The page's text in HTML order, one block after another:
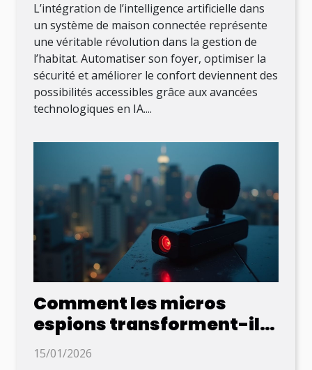
L’intégration de l’intelligence artificielle dans
un système de maison connectée représente
une véritable révolution dans la gestion de
l’habitat. Automatiser son foyer, optimiser la
sécurité et améliorer le confort deviennent des
possibilités accessibles grâce aux avancées
technologiques en IA....
Comment les micros
espions transforment-ils
la surveillance moderne ?
15/01/2026